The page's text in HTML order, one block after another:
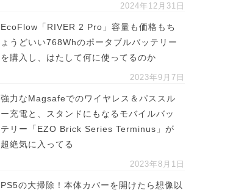
2024年12月31日
EcoFlow「RIVER 2 Pro」容量も価格もち
ょうどいい768Whのポータブルバッテリー
を購入し、はたして何に使ってるのか
2023年9月7日
強力なMagsafeでのワイヤレス＆パススル
ー充電と、スタンドにもなるモバイルバッ
テリー「EZO Brick Series Terminus」が
超絶気に入ってる
2023年8月1日
PS5の大掃除！本体カバーを開けたら想像以